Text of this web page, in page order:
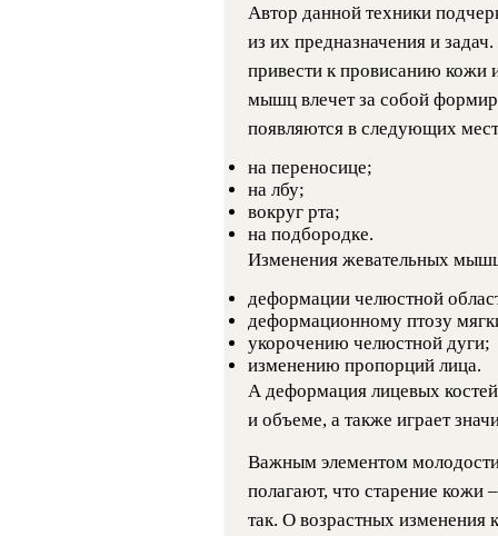
Автор данной техники
из их предназначения и
привести к провисанию кожи
мышц влечет за собой
появляются в следующих
на переносице;
на лбу;
вокруг рта;
на подбородке.
Изменения жевательных
деформации челюстной
деформационному птозу
укорочению челюстной дуги;
изменению пропорций лица.
А деформация лицевых
и объеме, а также играет
Важным элементом
полагают, что старение кожи
так. О возрастных изменения